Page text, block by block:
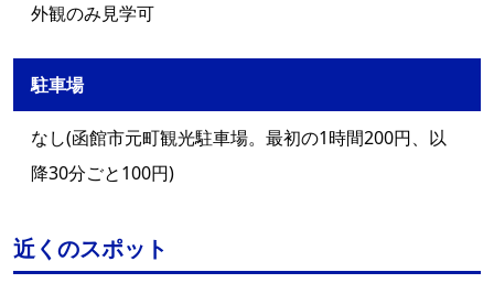
外観のみ見学可
駐車場
なし(函館市元町観光駐車場。最初の1時間200円、以
降30分ごと100円)
近くのスポット